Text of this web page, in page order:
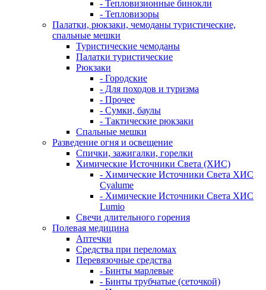
- Тепловизионные бинокли
- Тепловизоры
Палатки, рюкзаки, чемоданы туристические,
спальные мешки
Туристические чемоданы
Палатки туристические
Рюкзаки
- Городские
- Для походов и туризма
- Прочее
- Сумки, баулы
- Тактические рюкзаки
Спальные мешки
Разведение огня и освещение
Спички, зажигалки, горелки
Химические Источники Света (ХИС)
- Химические Источники Света ХИС
Cyalume
- Химические Источники Света ХИС
Lumio
Свечи длительного горения
Полевая медицина
Аптечки
Средства при переломах
Перевязочные средства
- Бинты марлевые
- Бинты трубчатые (сеточкой)